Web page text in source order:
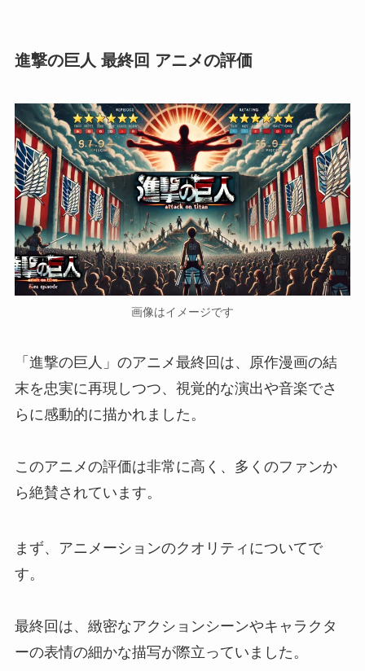
進撃の巨人 最終回 アニメの評価
画像はイメージです
「進撃の巨人」のアニメ最終回は、原作漫画の結
末を忠実に再現しつつ、視覚的な演出や音楽でさ
らに感動的に描かれました。
このアニメの評価は非常に高く、多くのファンか
ら絶賛されています。
まず、アニメーションのクオリティについてで
す。
最終回は、緻密なアクションシーンやキャラクタ
ーの表情の細かな描写が際立っていました。